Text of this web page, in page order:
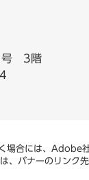
号 3階
場合には、Adobe
バナーのリンク